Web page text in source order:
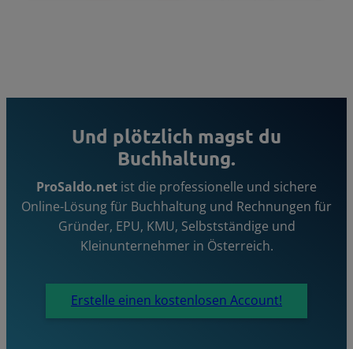
Und plötzlich magst du
Buchhaltung.
ProSaldo.net ist die professionelle und sichere
Online-Lösung für Buchhaltung und Rechnungen für
Gründer, EPU, KMU, Selbstständige und
Kleinunternehmer in Österreich.
Erstelle einen kostenlosen Account!